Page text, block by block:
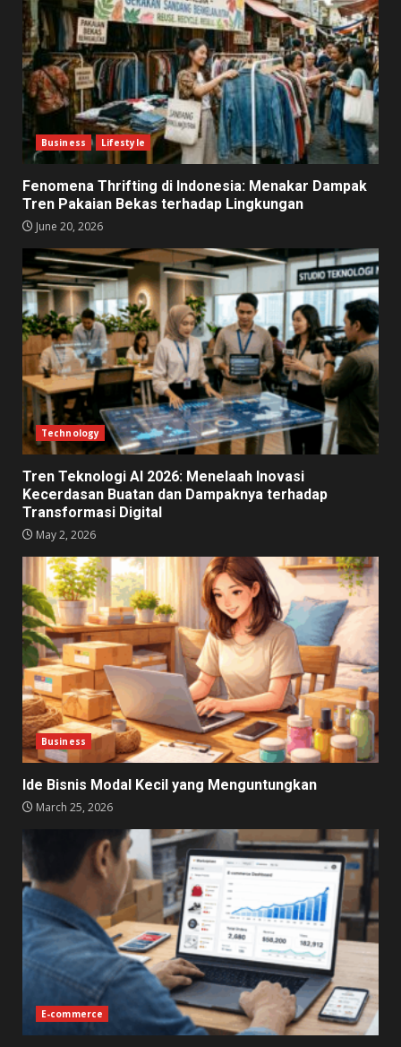
Business Lifestyle
Fenomena Thrifting di Indonesia: Menakar Dampak
Tren Pakaian Bekas terhadap Lingkungan
June 20, 2026
Technology
Tren Teknologi AI 2026: Menelaah Inovasi
Kecerdasan Buatan dan Dampaknya terhadap
Transformasi Digital
May 2, 2026
Business
Ide Bisnis Modal Kecil yang Menguntungkan
March 25, 2026
E-commerce